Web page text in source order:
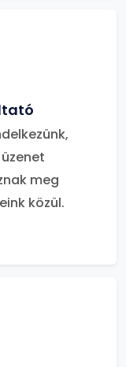
meg
közül.